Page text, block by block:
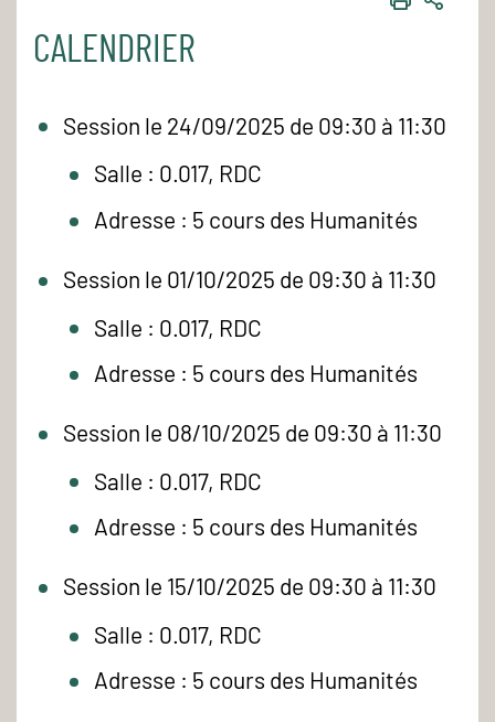
CALENDRIER
Session le 24/09/2025 de 09:30 à 11:30
Salle : 0.017, RDC
Adresse : 5 cours des Humanités
Session le 01/10/2025 de 09:30 à 11:30
Salle : 0.017, RDC
Adresse : 5 cours des Humanités
Session le 08/10/2025 de 09:30 à 11:30
Salle : 0.017, RDC
Adresse : 5 cours des Humanités
Session le 15/10/2025 de 09:30 à 11:30
Salle : 0.017, RDC
Adresse : 5 cours des Humanités